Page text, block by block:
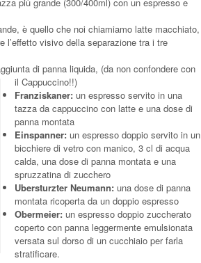
è quello che noi chiamiamo latte macchiato,
l’effetto visivo della separazione tra i tre
di panna liquida, (da non confondere con
il Cappuccino!!)
Franziskaner: un espresso servito in una
tazza da cappuccino con latte e una dose di
panna montata
Einspanner: un espresso doppio servito in un
bicchiere di vetro con manico, 3 cl di acqua
calda, una dose di panna montata e una
spruzzatina di zucchero
Ubersturzter Neumann: una dose di panna
montata ricoperta da un doppio espresso
Obermeier: un espresso doppio zuccherato
coperto con panna leggermente emulsionata
versata sul dorso di un cucchiaio per farla
stratificare.